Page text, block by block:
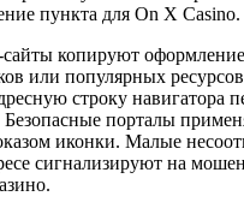
пункта для On X Casino.
копируют
или популярных
строку навигатора
порталы
иконки. Малые
сигнализируют на